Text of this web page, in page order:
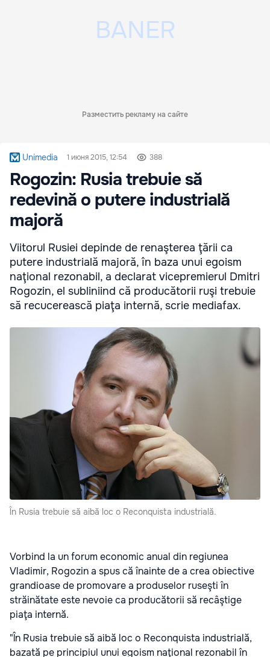
Разместить рекламу на сайте
Unimedia 1 июня 2015, 12:54 388
Rogozin: Rusia trebuie să
redevină o putere industrială
majoră
Viitorul Rusiei depinde de renaşterea ţării ca
putere industrială majoră, în baza unui egoism
naţional rezonabil, a declarat vicepremierul Dmitri
Rogozin, el subliniind că producătorii ruşi trebuie
să recucerească piaţa internă, scrie mediafax.
În Rusia trebuie să aibă loc o Reconquista industrială.
Vorbind la un forum economic anual din regiunea
Vladimir, Rogozin a spus că înainte de a crea obiective
grandioase de promovare a produselor ruseşti în
străinătate este nevoie ca producătorii să recâştige
piaţa internă.
"În Rusia trebuie să aibă loc o Reconquista industrială,
bazată pe principiul unui egoism naţional rezonabil în